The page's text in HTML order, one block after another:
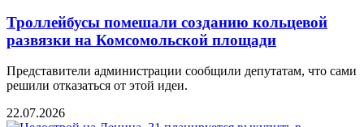
Троллейбусы помешали созданию кольцевой
развязки на Комсомольской площади
Представители администрации сообщили депутатам, что сами
решили отказаться от этой идеи.
22.07.2026